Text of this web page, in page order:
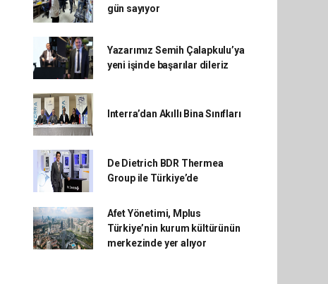
gün sayıyor
Yazarımız Semih Çalapkulu’ya
yeni işinde başarılar dileriz
Interra’dan Akıllı Bina Sınıfları
De Dietrich BDR Thermea
Group ile Türkiye’de
Afet Yönetimi, Mplus
Türkiye’nin kurum kültürünün
merkezinde yer alıyor